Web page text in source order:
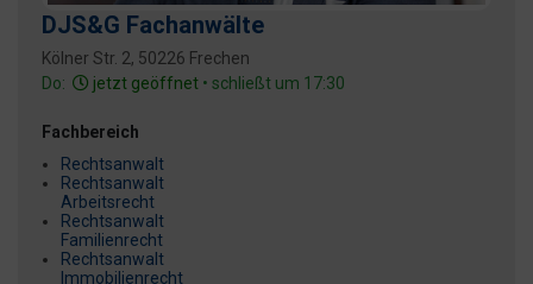
DJS&G Fachanwälte
Kölner Str. 2, 50226 Frechen
Do:
jetzt geöffnet • schließt um 17:30
Fachbereich
Rechtsanwalt
Rechtsanwalt
Arbeitsrecht
Rechtsanwalt
Familienrecht
Rechtsanwalt
Immobilienrecht